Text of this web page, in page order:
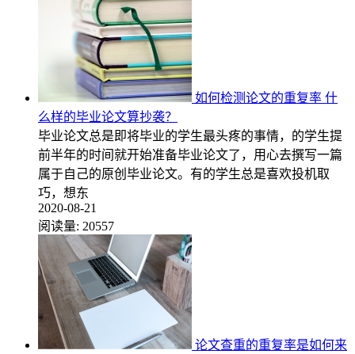
如何检测论文的重复率 什
么样的毕业论文算抄袭？
毕业论文总是即将毕业的学生最头疼的事情，的学生提
前半年的时间就开始准备毕业论文了，用心去撰写一篇
属于自己的原创毕业论文。有的学生总是喜欢投机取
巧，想东
2020-08-21
阅读量: 20557
论文查重的重复率是如何来